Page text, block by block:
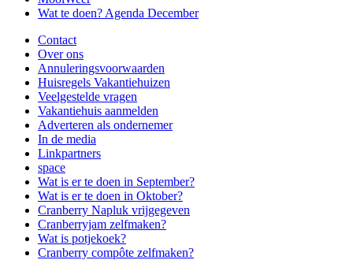
Wat te doen? Agenda December
Contact
Over ons
Annuleringsvoorwaarden
Huisregels Vakantiehuizen
Veelgestelde vragen
Vakantiehuis aanmelden
Adverteren als ondernemer
In de media
Linkpartners
space
Wat is er te doen in September?
Wat is er te doen in Oktober?
Cranberry Napluk vrijgegeven
Cranberryjam zelfmaken?
Wat is potjekoek?
Cranberry compôte zelfmaken?